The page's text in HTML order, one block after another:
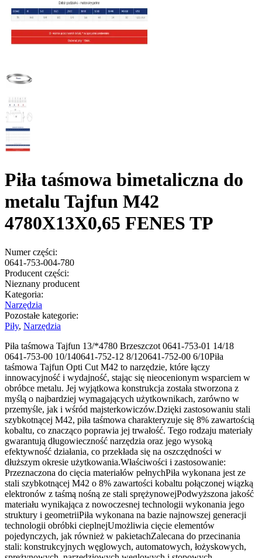
Piła taśmowa bimetaliczna do
metalu Tajfun M42
4780X13X0,65 FENES TP
Numer części:
0641-753-004-780
Producent części:
Nieznany producent
Kategoria:
Narzędzia
Pozostałe kategorie:
Piły, Narzędzia
Piła taśmowa Tajfun 13/*4780 Brzeszczot 0641-753-01 14/18
0641-753-00 10/140641-752-12 8/120641-752-00 6/10Piła
taśmowa Tajfun Opti Cut M42 to narzędzie, które łączy
innowacyjność i wydajność, stając się nieocenionym wsparciem w
obróbce metalu. Jej wyjątkowa konstrukcja została stworzona z
myślą o najbardziej wymagających użytkownikach, zarówno w
przemyśle, jak i wśród majsterkowiczów.Dzięki zastosowaniu stali
szybkotnącej M42, piła taśmowa charakteryzuje się 8% zawartością
kobaltu, co znacząco poprawia jej trwałość. Tego rodzaju materiały
gwarantują długowieczność narzędzia oraz jego wysoką
efektywność działania, co przekłada się na oszczędności w
dłuższym okresie użytkowania.Właściwości i zastosowanie:
Przeznaczona do cięcia materiałów pełnychPiła wykonana jest ze
stali szybkotnącej M42 o 8% zawartości kobaltu połączonej wiązką
elektronów z taśmą nośną ze stali sprężynowejPodwyższona jakość
materiału wynikająca z nowoczesnej technologii wykonania jego
struktury i geometriiPiła wykonana na bazie najnowszej generacji
technologii obróbki cieplnejUmożliwia cięcie elementów
pojedynczych, jak również w pakietachZalecana do przecinania
stali: konstrukcyjnych węglowych, automatowych, łożyskowych,